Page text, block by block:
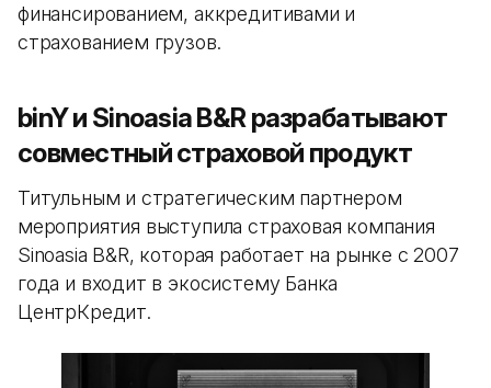
финансированием, аккредитивами и
страхованием грузов.
binY и Sinoasia B&R разрабатывают
совместный страховой продукт
Титульным и стратегическим партнером
мероприятия выступила страховая компания
Sinoasia B&R, которая работает на рынке с 2007
года и входит в экосистему Банка
ЦентрКредит.